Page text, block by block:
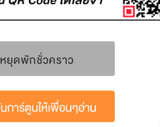
หยุดพักชั่วคราว